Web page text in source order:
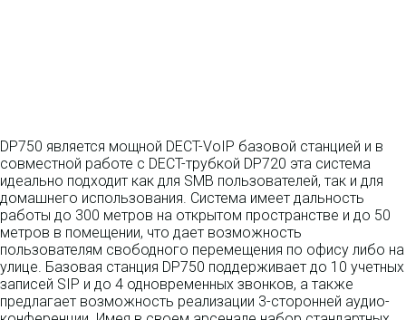
DP750 является мощной DECT-VoIP базовой станцией и в
совместной работе с DECT-трубкой DP720 эта система
идеально подходит как для SMB пользователей, так и для
домашнего использования. Система имеет дальность
работы до 300 метров на открытом пространстве и до 50
метров в помещении, что дает возможность
пользователям свободного перемещения по офису либо на
улице. Базовая станция DP750 поддерживает до 10 учетных
записей SIP и до 4 одновременных звонков, а также
предлагает возможность реализации 3-сторонней аудио-